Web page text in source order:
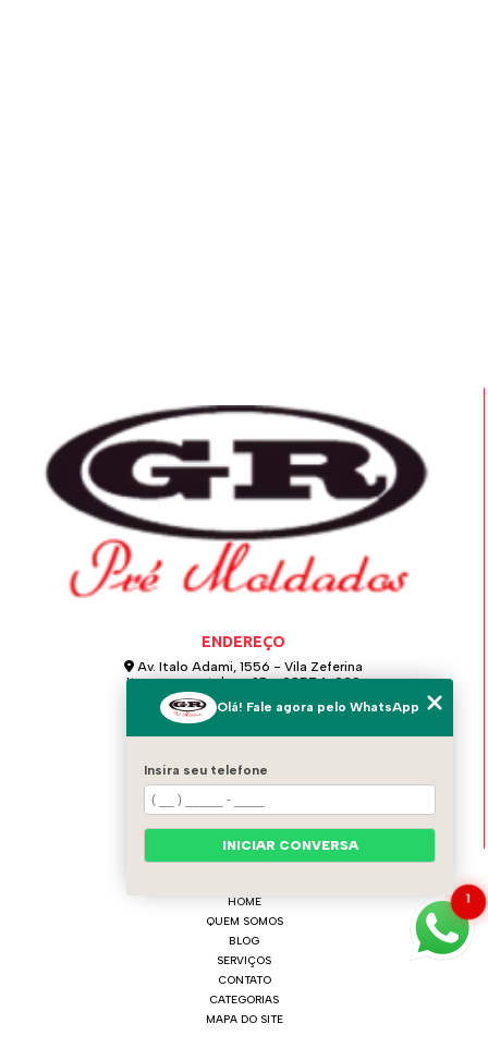
ENDEREÇO
Av. Italo Adami, 1556 - Vila Zeferina
Itaquaquecetuba - SP - 08574-020
GR PRÉ MOLDADOS
(11) 4642-0021
grpremoldados@hotmail.com
HOME
QUEM SOMOS
BLOG
SERVIÇOS
CONTATO
CATEGORIAS
MAPA DO SITE
1
Olá! Fale agora pelo WhatsApp
Insira seu telefone
INICIAR CONVERSA